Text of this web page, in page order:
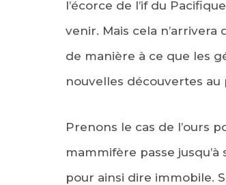
l’écorce de l’if du
venir. Mais cela
de manière à ce que les
nouvelles découvertes
Prenons le cas de l’ours
mammifère passe
pour ainsi dire immobile.